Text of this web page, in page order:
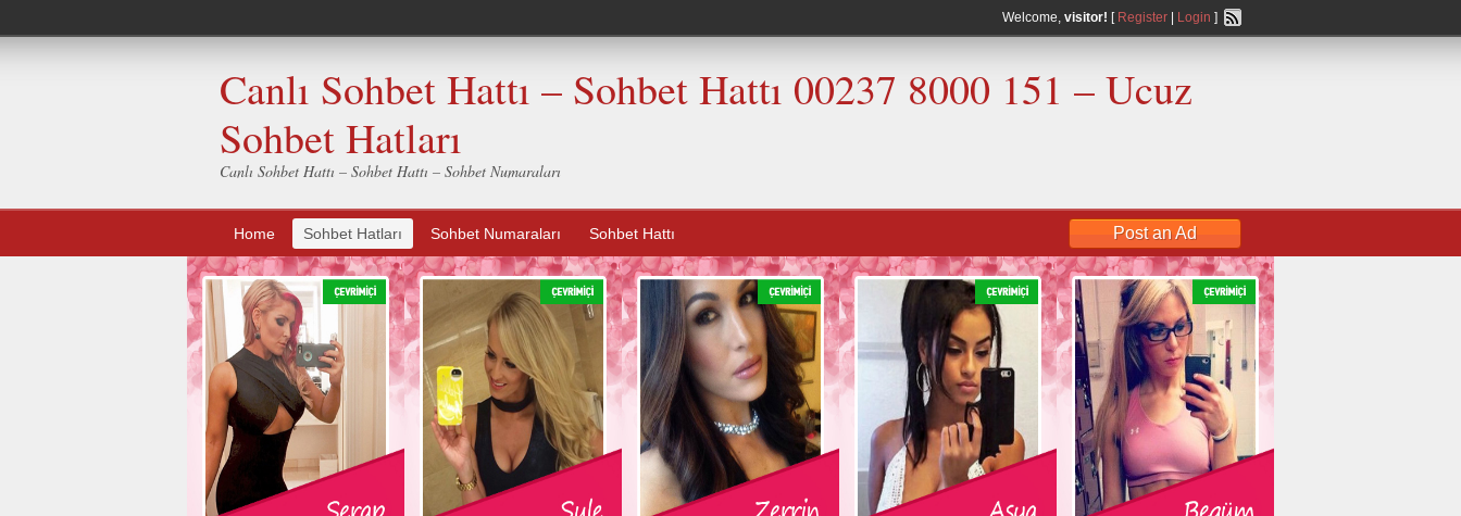
Welcome, visitor! [ Register Login ]
Canlı Sohbet Hattı – Sohbet Hattı 00237 8000 151 – Ucuz
Sohbet Hatları
Canlı Sohbet Hattı – Sohbet Hattı – Sohbet Numaraları
Home Sohbet Hatları Sohbet Numaraları Sohbet Hattı Post an Ad